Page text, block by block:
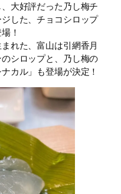
大好評だった乃し梅チ
した、チョコシロップ
！
れた、富山は引網香月
シロップと、乃し梅の
カル」も登場が決定！